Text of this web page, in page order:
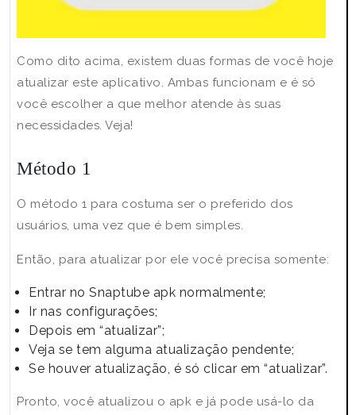
Como dito acima, existem duas formas de você hoje
atualizar este aplicativo. Ambas funcionam e é só
você escolher a que melhor atende às suas
necessidades. Veja!
Método 1
O método 1 para costuma ser o preferido dos
usuários, uma vez que é bem simples.
Então, para atualizar por ele você precisa somente:
Entrar no Snaptube apk normalmente;
Ir nas configurações;
Depois em “atualizar”;
Veja se tem alguma atualização pendente;
Se houver atualização, é só clicar em “atualizar”.
Pronto, você atualizou o apk e já pode usá-lo da